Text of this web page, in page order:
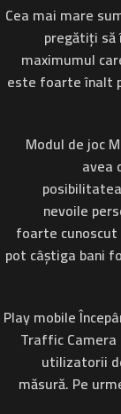
Cea mai mare
pregătiți
maximumul
este foarte înalt
Modul de joc
avea
nevoile
foarte
pot câștiga bani
Play mobile
Traffic
utilizatorii
măsură. Pe